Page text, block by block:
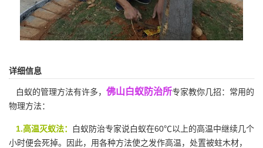
详细信息
白蚁的管理方法有许多， 佛山白蚁防治所专家教你几招：常用的
物理方法：
1.高温灭蚁法：
白蚁防治专家说白蚁在60℃以上的高温中继续几个
小时便会死掉。因此，用各种方法使之发作高温，处置被蛀木材，